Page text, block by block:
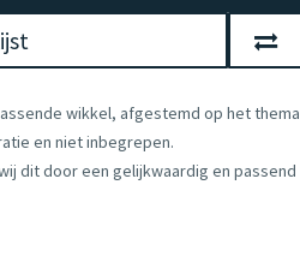
wikkel, afgestemd op het thema
en niet inbegrepen.
dit door een gelijkwaardig en passend